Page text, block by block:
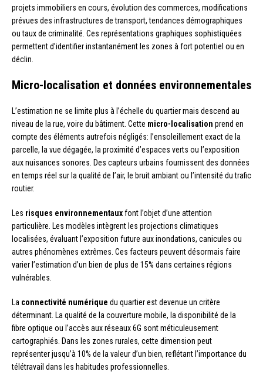
projets immobiliers en cours, évolution des commerces, modifications
prévues des infrastructures de transport, tendances démographiques
ou taux de criminalité. Ces représentations graphiques sophistiquées
permettent d’identifier instantanément les zones à fort potentiel ou en
déclin.
Micro-localisation et données environnementales
L’estimation ne se limite plus à l’échelle du quartier mais descend au
niveau de la rue, voire du bâtiment. Cette micro-localisation prend en
compte des éléments autrefois négligés: l’ensoleillement exact de la
parcelle, la vue dégagée, la proximité d’espaces verts ou l’exposition
aux nuisances sonores. Des capteurs urbains fournissent des données
en temps réel sur la qualité de l’air, le bruit ambiant ou l’intensité du trafic
routier.
Les risques environnementauxfont l’objet d’une attention
particulière. Les modèles intègrent les projections climatiques
localisées, évaluant l’exposition future aux inondations, canicules ou
autres phénomènes extrêmes. Ces facteurs peuvent désormais faire
varier l’estimation d’un bien de plus de 15% dans certaines régions
vulnérables.
La connectivité numérique du quartier est devenue un critère
déterminant. La qualité de la couverture mobile, la disponibilité de la
fibre optique ou l’accès aux réseaux 6G sont méticuleusement
cartographiés. Dans les zones rurales, cette dimension peut
représenter jusqu’à 10% de la valeur d’un bien, reflétant l’importance du
télétravail dans les habitudes professionnelles.